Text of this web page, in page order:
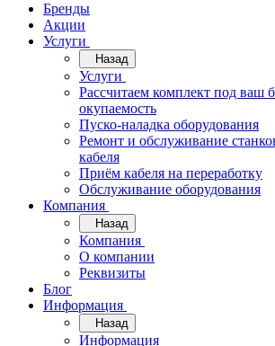
Бренды
Акции
Услуги
Назад
Услуги
Рассчитаем комплект под ваш
окупаемость
Пуско-наладка оборудования
Ремонт и обслуживание
кабеля
Приём кабеля на переработку
Обслуживание оборудования
Компания
Назад
Компания
О компании
Реквизиты
Блог
Информация
Назад
Информация